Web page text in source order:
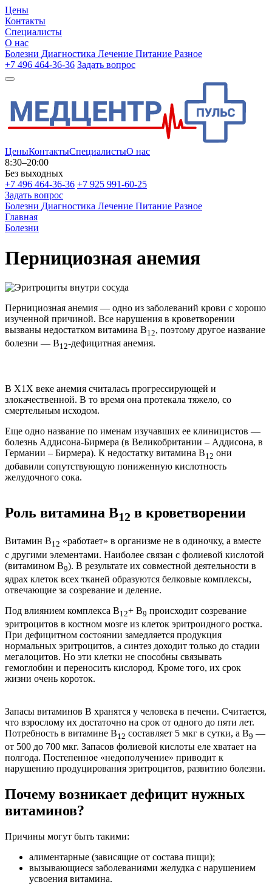
Цены
Контакты
Специалисты
О нас
Болезни Диагностика Лечение Питание Разное
+7 496 464-36-36 Задать вопрос
ЦеныКонтактыСпециалистыО нас
8:30–20:00
Без выходных
+7 496 464-36-36 +7 925 991-60-25
Задать вопрос
Болезни Диагностика Лечение Питание Разное
Главная
Болезни
Пернициозная анемия
Пернициозная анемия — одно из заболеваний крови с хорошо
изученной причиной. Все нарушения в кроветворении
вызваны недостатком витамина В12, поэтому другое название
болезни — В12-дефицитная анемия.
В Х1Х веке анемия считалась прогрессирующей и
злокачественной. В то время она протекала тяжело, со
смертельным исходом.
Еще одно название по именам изучавших ее клиницистов —
болезнь Аддисона-Бирмера (в Великобритании – Аддисона, в
Германии – Бирмера). К недостатку витамина В12 они
добавили сопутствующую пониженную кислотность
желудочного сока.
Роль витамина В12 в кроветворении
Витамин В12 «работает» в организме не в одиночку, а вместе
с другими элементами. Наиболее связан с фолиевой кислотой
(витамином В9). В результате их совместной деятельности в
ядрах клеток всех тканей образуются белковые комплексы,
отвечающие за созревание и деление.
Под влиянием комплекса В12+ В9 происходит созревание
эритроцитов в костном мозге из клеток эритроидного ростка.
При дефицитном состоянии замедляется продукция
нормальных эритроцитов, а синтез доходит только до стадии
мегалоцитов. Но эти клетки не способны связывать
гемоглобин и переносить кислород. Кроме того, их срок
жизни очень короток.
Запасы витаминов В хранятся у человека в печени. Считается,
что взрослому их достаточно на срок от одного до пяти лет.
Потребность в витамине В12 составляет 5 мкг в сутки, а В9 —
от 500 до 700 мкг. Запасов фолиевой кислоты еле хватает на
полгода. Постепенное «недополучение» приводит к
нарушению продуцирования эритроцитов, развитию болезни.
Почему возникает дефицит нужных
витаминов?
Причины могут быть такими:
алиментарные (зависящие от состава пищи);
вызывающиеся заболеваниями желудка с нарушением
усвоения витамина.